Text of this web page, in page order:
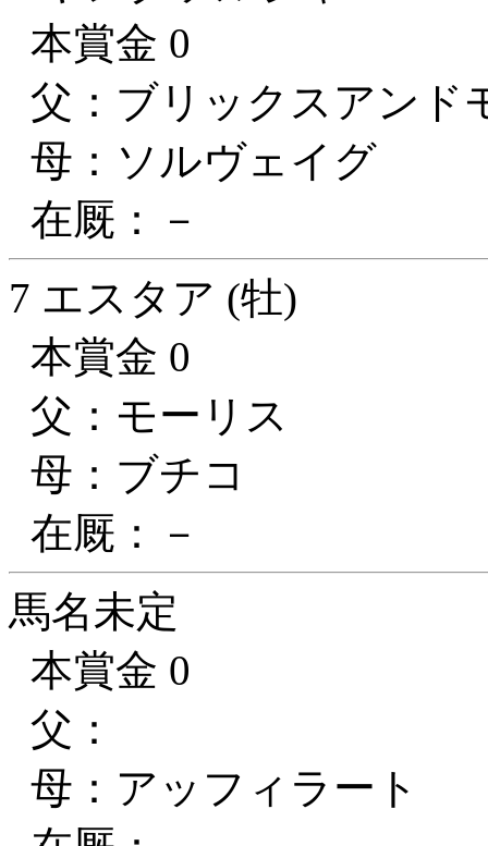
本賞金 0
父：ブリックスアンド
母：ソルヴェイグ
在厩：－
7 エスタア (牡)
本賞金 0
父：モーリス
母：ブチコ
在厩：－
馬名未定
本賞金 0
父：
母：アッフィラート